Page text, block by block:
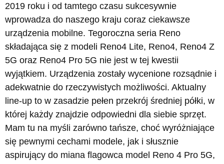
2019 roku i od tamtego czasu sukcesywnie
wprowadza do naszego kraju coraz ciekawsze
urządzenia mobilne. Tegoroczna seria Reno
składająca się z modeli Reno4 Lite, Reno4, Reno4 Z
5G oraz Reno4 Pro 5G nie jest w tej kwestii
wyjątkiem. Urządzenia zostały wycenione rozsądnie i
adekwatnie do rzeczywistych możliwości. Aktualny
line-up to w zasadzie pełen przekrój średniej półki, w
której każdy znajdzie odpowiedni dla siebie sprzęt.
Mam tu na myśli zarówno tańsze, choć wyróżniające
się pewnymi cechami modele, jak i słusznie
aspirujący do miana flagowca model Reno 4 Pro 5G,